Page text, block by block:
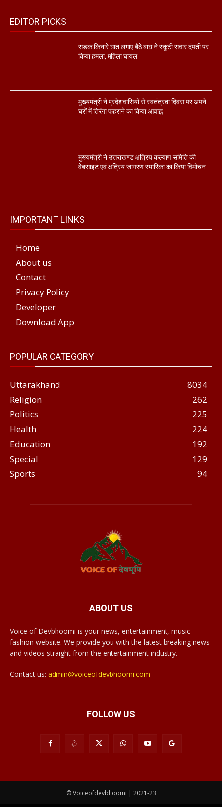
EDITOR PICKS
सड़क किनारे घात लगाए बैठे बाघ ने स्कूटी सवार दंपती पर
किया हमला, महिला घायल
मुख्यमंत्री ने प्रदेशवासियों से स्वतंत्रता दिवस पर अपने
घरों में तिरंगा फहराने का किया आवाह्न
मुख्यमंत्री ने उत्तराखण्ड क्षत्रिय कल्याण समिति की
वेबसाइट एवं क्षत्रिय जागरण स्मारिका का किया विमोचन
IMPORTANT LINKS
Home
About us
Contact
Privacy Policy
Developer
Download App
POPULAR CATEGORY
Uttarakhand
8034
Religion
262
Politics
225
Health
224
Education
192
Special
129
Sports
94
ABOUT US
Voice of Devbhoomi is your news, entertainment, music
fashion website. We provide you with the latest breaking news
and videos straight from the entertainment industry.
Contact us: admin@voiceofdevbhoomi.com
FOLLOW US
© Voiceofdevbhoomi | 2021-23